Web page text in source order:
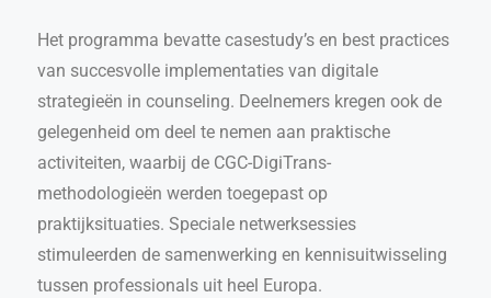
Het programma bevatte casestudy’s en best practices
van succesvolle implementaties van digitale
strategieën in counseling. Deelnemers kregen ook de
gelegenheid om deel te nemen aan praktische
activiteiten, waarbij de CGC-DigiTrans-
methodologieën werden toegepast op
praktijksituaties. Speciale netwerksessies
stimuleerden de samenwerking en kennisuitwisseling
tussen professionals uit heel Europa.